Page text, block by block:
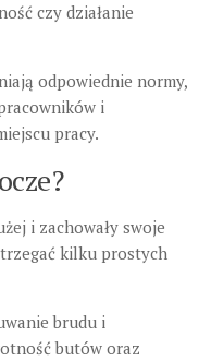
czy działanie
odpowiednie normy,
i
pracy.
i zachowały swoje
kilku prostych
brudu i
butów oraz